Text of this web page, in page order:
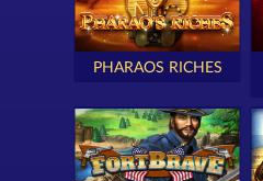
PHARAOS RICHES